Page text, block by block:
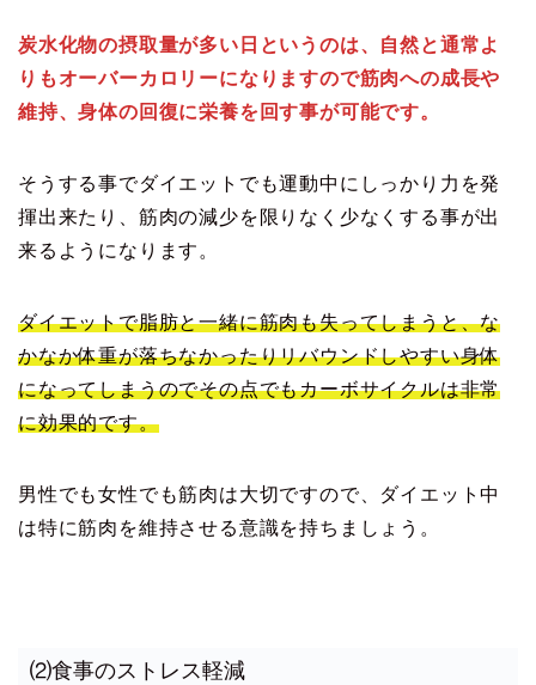
炭水化物の摂取量が多い日というのは、自然と通常よ
りもオーバーカロリーになりますので筋肉への成長や
維持、身体の回復に栄養を回す事が可能です。
そうする事でダイエットでも運動中にしっかり力を発
揮出来たり、筋肉の減少を限りなく少なくする事が出
来るようになります。
ダイエットで脂肪と一緒に筋肉も失ってしまうと、な
かなか体重が落ちなかったりリバウンドしやすい身体
になってしまうのでその点でもカーボサイクルは非常
に効果的です。
男性でも女性でも筋肉は大切ですので、ダイエット中
は特に筋肉を維持させる意識を持ちましょう。
⑵食事のストレス軽減